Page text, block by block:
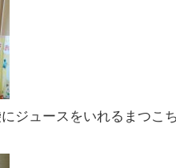
ジュースをいれるまつこ